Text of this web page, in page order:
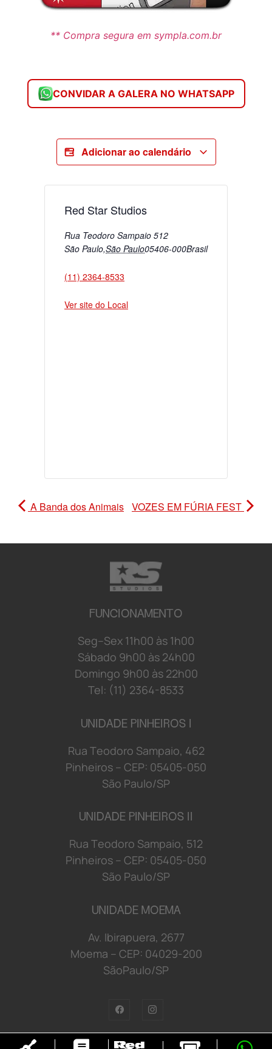
** Compra segura em sympla.com.br
CONVIDAR A GALERA NO WHATSAPP
Adicionar ao calendário
Red Star Studios
Rua Teodoro Sampaio 512
São Paulo,São Paulo05406-000Brasil
(11) 2364-8533
Ver site do Local
A Banda dos Animais VOZES EM FÚRIA FEST
FUNCIONAMENTO
Seg–Sex 11h00 às 1h00
Sábado 9h00 às 24h00
Domingo 9h00 às 22h00
Tel: (11) 2364-8533
UNIDADE PINHEIROS I
Rua Teodoro Sampaio, 462
Pinheiros – CEP: 05405-050
São Paulo/SP
UNIDADE PINHEIROS II
Rua Teodoro Sampaio, 512
Pinheiros – CEP: 05405-050
São Paulo/SP
UNIDADE MOEMA
Av. Ibirapuera, 2677
Moema – CEP: 04029-200
SãoPaulo/SP